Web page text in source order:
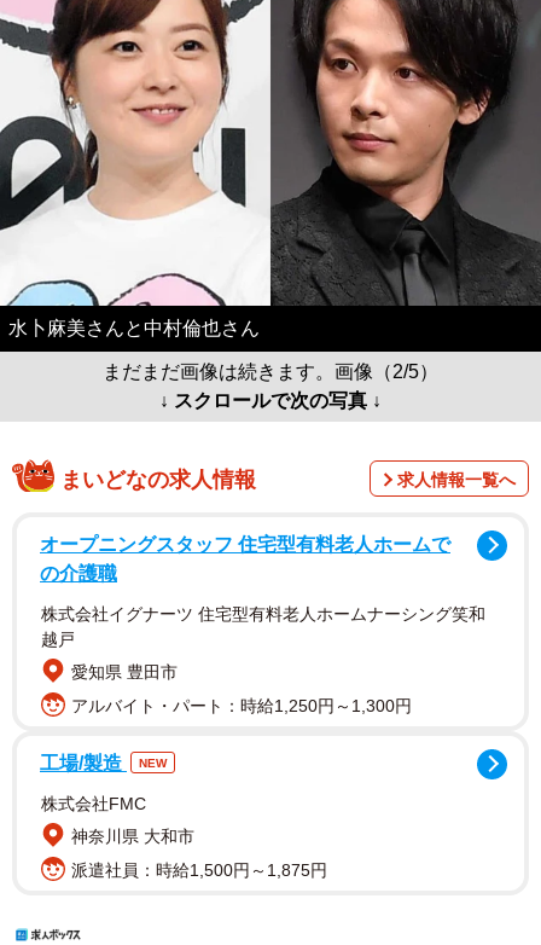
水卜麻美さんと中村倫也さん
まだまだ画像は続きます。画像（2/5）
↓ スクロールで次の写真 ↓
まいどなの求人情報 求人情報一覧へ
オープニングスタッフ 住宅型有料老人ホームで
の介護職
株式会社イグナーツ 住宅型有料老人ホームナーシング笑和
越戸
愛知県 豊田市
アルバイト・パート：時給1,250円～1,300円
工場/製造 NEW
株式会社FMC
神奈川県 大和市
派遣社員：時給1,500円～1,875円